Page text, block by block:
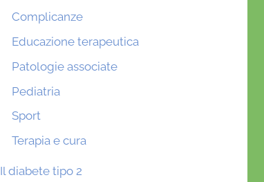
Complicanze
Educazione terapeutica
Patologie associate
Pediatria
Sport
Terapia e cura
Il diabete tipo 2